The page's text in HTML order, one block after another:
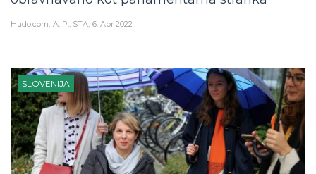
Hudo.com A. P., STA 6. Apr 2022
SLOVENIJA